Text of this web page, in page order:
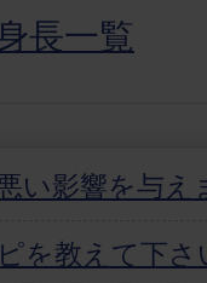
長一覧
い影響を与え
を教えて下さ